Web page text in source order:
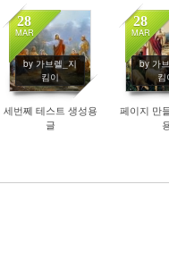
28
MAR
by 가브렐_지
킴이
291
세번쩨 테스트 생성용
글
28
MAR
by 가
킴
페이지 만